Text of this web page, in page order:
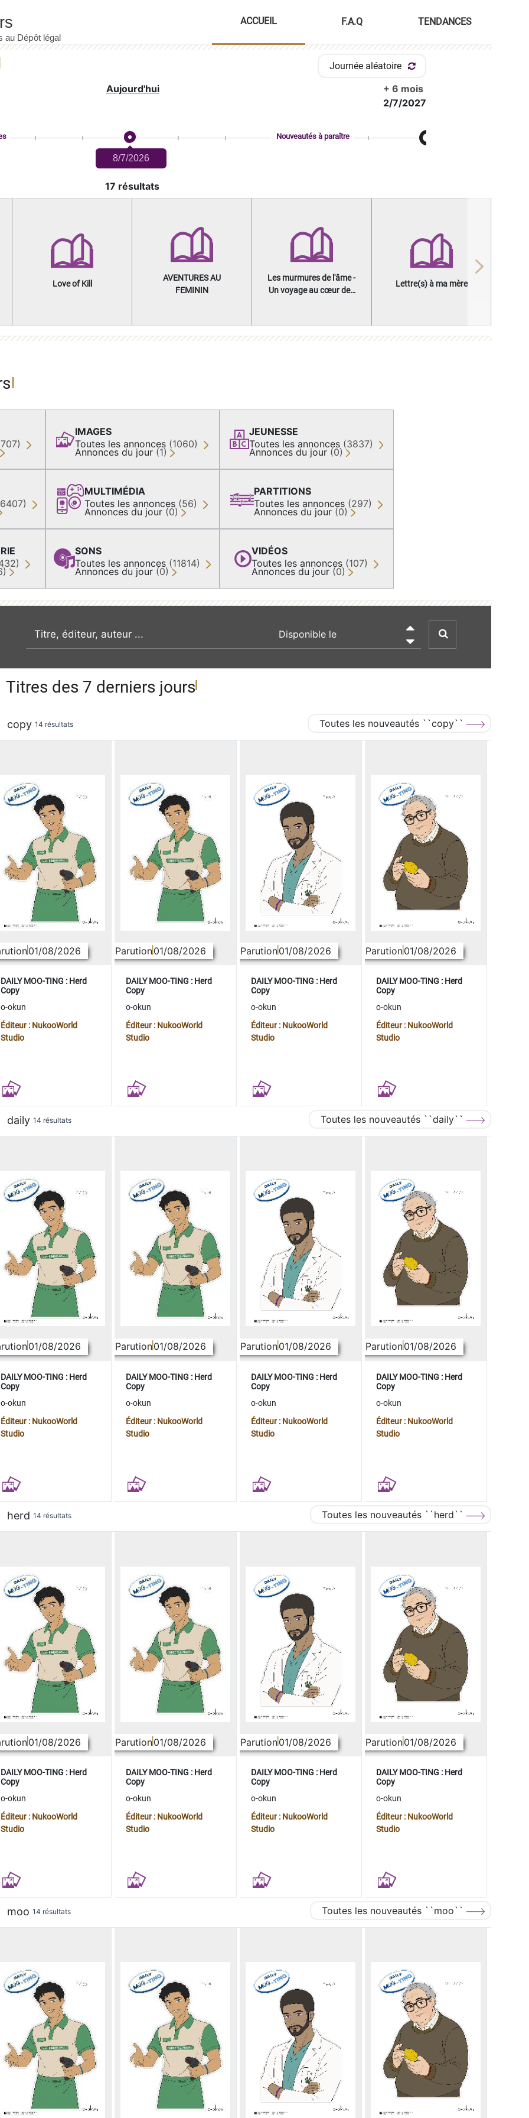
ACCUEIL F.A.Q TENDANCES
Journée aléatoire
Aujourd'hui
+ 6 mois
2/7/2027
8/7/2026
Nouveautés à paraître
17 résultats
Love of Kill
AVENTURES AU
FEMININ
Les murmures de l'âme -
Un voyage au cœur des
Lettre(s) à ma mère
Next
IMAGES
Toutes les annonces (1060)
Annonces du jour (1)
MULTIMÉDIA
Toutes les annonces (56)
Annonces du jour (0)
SONS
Toutes les annonces (11814)
Annonces du jour (0)
JEUNESSE
Toutes les annonces (3837)
Annonces du jour (0)
PARTITIONS
Toutes les annonces (297)
Annonces du jour (0)
VIDÉOS
Toutes les annonces (107)
Annonces du jour (0)
recherche par mot clé

Titres des 7 derniers jours
copy 14 résultats Toutes les nouveautés ``copy``
01/08/2026
DAILY MOO-TING : Herd
Copy
o-okun
Éditeur : NukooWorld
Studio
Parution01/08/2026
DAILY MOO-TING : Herd
Copy
o-okun
Éditeur : NukooWorld
Studio
Parution01/08/2026
DAILY MOO-TING : Herd
Copy
o-okun
Éditeur : NukooWorld
Studio
Parution01/08/2026
DAILY MOO-TING : Herd
Copy
o-okun
Éditeur : NukooWorld
Studio
daily 14 résultats Toutes les nouveautés ``daily``
01/08/2026
DAILY MOO-TING : Herd
Copy
o-okun
Éditeur : NukooWorld
Studio
Parution01/08/2026
DAILY MOO-TING : Herd
Copy
o-okun
Éditeur : NukooWorld
Studio
Parution01/08/2026
DAILY MOO-TING : Herd
Copy
o-okun
Éditeur : NukooWorld
Studio
Parution01/08/2026
DAILY MOO-TING : Herd
Copy
o-okun
Éditeur : NukooWorld
Studio
herd 14 résultats Toutes les nouveautés ``herd``
01/08/2026
DAILY MOO-TING : Herd
Copy
o-okun
Éditeur : NukooWorld
Studio
Parution01/08/2026
DAILY MOO-TING : Herd
Copy
o-okun
Éditeur : NukooWorld
Studio
Parution01/08/2026
DAILY MOO-TING : Herd
Copy
o-okun
Éditeur : NukooWorld
Studio
Parution01/08/2026
DAILY MOO-TING : Herd
Copy
o-okun
Éditeur : NukooWorld
Studio
moo 14 résultats Toutes les nouveautés ``moo``